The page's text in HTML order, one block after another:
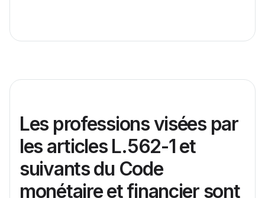
Les professions visées par
les articles L.562-1 et
suivants du Code
monétaire et financier sont